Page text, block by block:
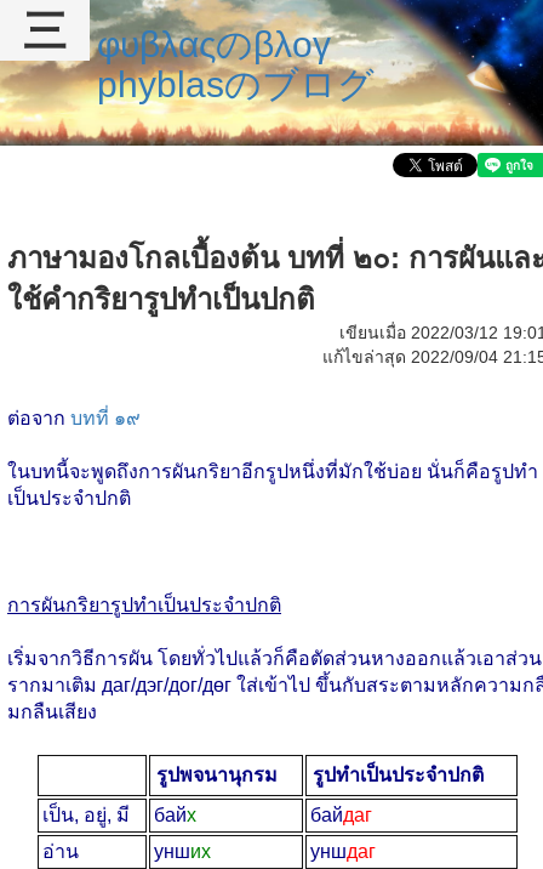
φυβλαςのβλογ
phyblasのブログ
ภาษามองโกลเบื้องต้น บทที่ ๒๐: การผันแล
ใช้คำกริยารูปทำเป็นปกติ
เขียนเมื่อ 2022/03/12
แก้ไขล่าสุด 2022/09/04
ต่อจาก บทที่ ๑๙
ในบทนี้จะพูดถึงการผันกริยาอีกรูปหนึ่งที่มักใช้บ่อย นั่นก็คือรูปทำ
เป็นประจำปกติ
การผันกริยารูปทำเป็นประจำปกติ
เริ่มจากวิธีการผัน โดยทั่วไปแล้วก็คือตัดส่วนหางออกแล้วเอาส่วน
รากมาเติม даг/дэг/дог/дөг ใส่เข้าไป ขึ้นกับสระตามหลักความก
มกลืนเสียง
รูปพจนานุกรม
รูปทำเป็นประจำปกติ
เป็น, อยู่, มี
байх байдаг
อ่าน
унших уншдаг
三